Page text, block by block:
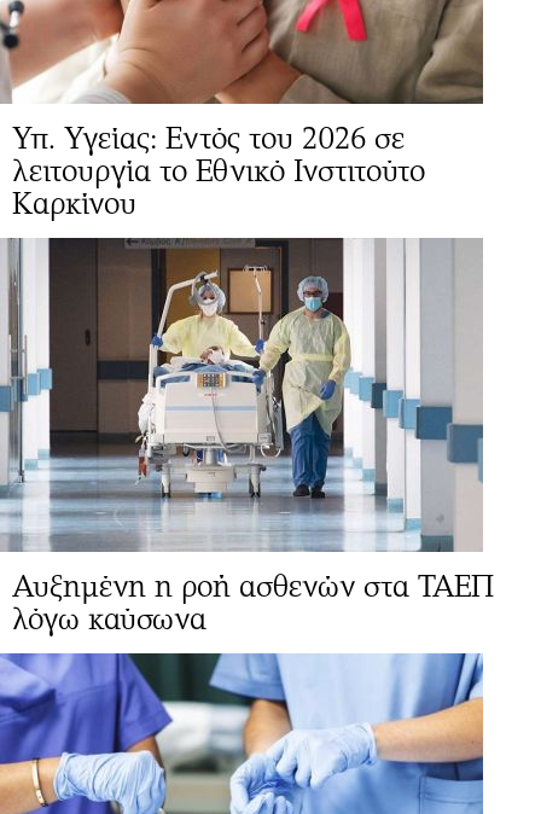
Υπ. Υγείας: Εντός του 2026 σε
λειτουργία το Εθνικό Ινστιτούτο
Καρκίνου
Αυξημένη η ροή ασθενών στα ΤΑΕΠ
λόγω καύσωνα